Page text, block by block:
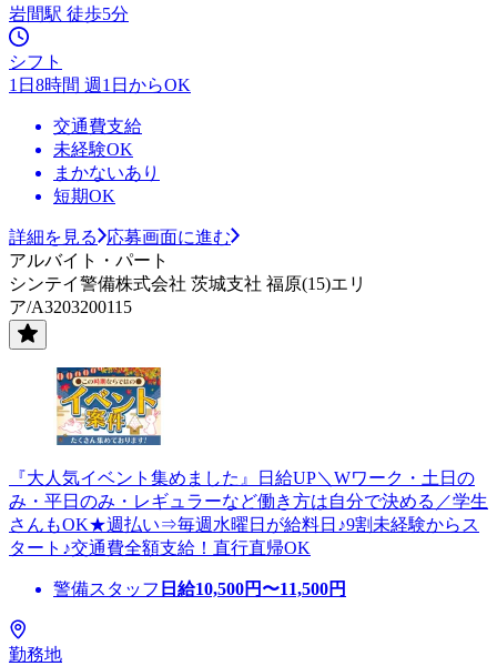
岩間駅 徒歩5分
シフト
1日8時間 週1日からOK
交通費支給
未経験OK
まかないあり
短期OK
詳細を見る
応募画面に進む
アルバイト・パート
シンテイ警備株式会社 茨城支社 福原(15)エリ
ア/A3203200115
『大人気イベント集めました』日給UP＼Wワーク・土日の
み・平日のみ・レギュラーなど働き方は自分で決める／学生
さんもOK★週払い⇒毎週水曜日が給料日♪9割未経験からス
タート♪交通費全額支給！直行直帰OK
警備スタッフ 日給10,500円〜11,500円
勤務地